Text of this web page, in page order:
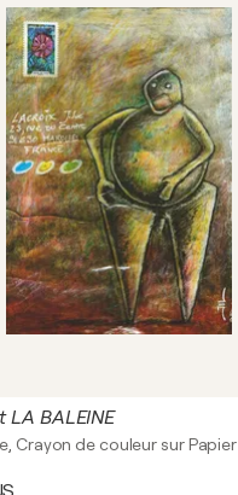
LA BALEINE
Crayon de couleur sur Papier